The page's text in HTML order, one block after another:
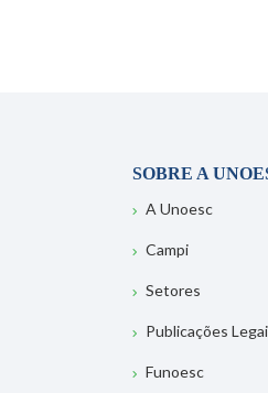
SOBRE A
A Unoesc
Campi
Setores
Publicações
Funoesc